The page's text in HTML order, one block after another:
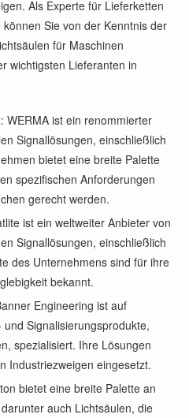
Als Experte für Lieferketten
Sie von der Kenntnis der
für Maschinen
wichtigsten Lieferanten in
: WERMA ist ein renommierter
Signallösungen, einschließlich
bietet eine breite Palette
spezifischen Anforderungen
gerecht werden.
ist ein weltweiter Anbieter von
Signallösungen, einschließlich
des Unternehmens sind für ihre
bekannt.
Engineering ist auf
Signalisierungsprodukte,
spezialisiert. Ihre Lösungen
Industriezweigen eingesetzt.
bietet eine breite Palette an
auch Lichtsäulen, die